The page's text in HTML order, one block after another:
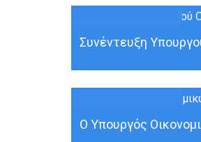
30 ΜΑΡ
Συνέντευξη
30 ΜΑΡ
Ο Υπουργός